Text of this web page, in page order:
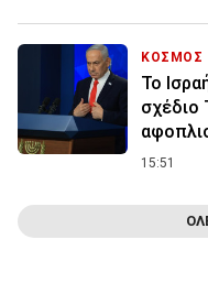
ΚΟΣΜΟΣ
Το
σχέδιο
15:51